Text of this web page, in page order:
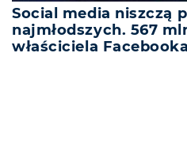
Social media niszczą
najmłodszych. 567
właściciela Facebooka